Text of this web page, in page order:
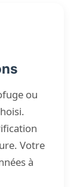
ou
Votre
à